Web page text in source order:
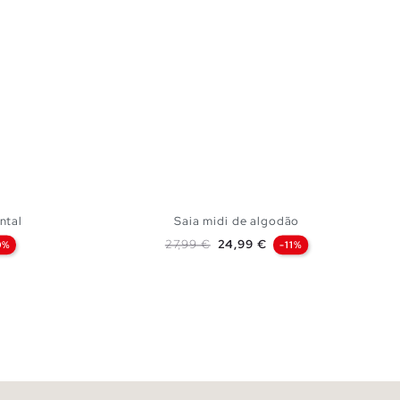
Saia midi de algodão
Preço normal
27,99 € Preço
24,99 € -11%